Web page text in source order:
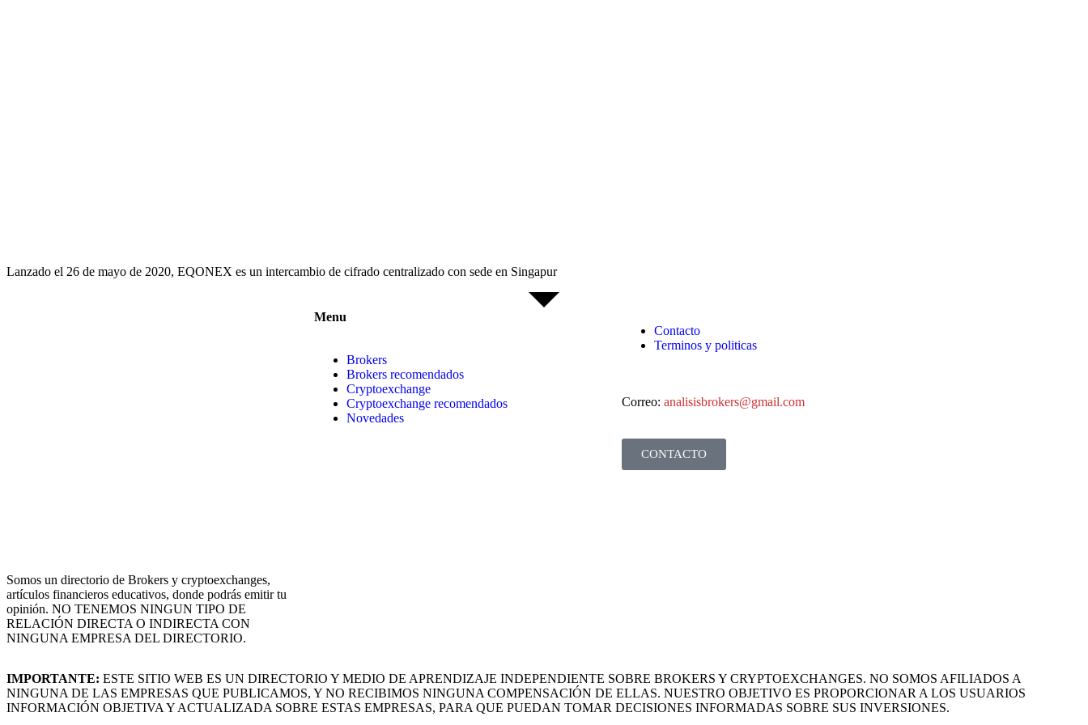
Lanzado el 26 de mayo de 2020, EQONEX es un intercambio de cifrado centralizado con sede en Singapur
Somos un directorio de Brokers y cryptoexchanges,
artículos financieros educativos, donde podrás emitir tu
opinión. NO TENEMOS NINGUN TIPO DE
RELACIÓN DIRECTA O INDIRECTA CON
NINGUNA EMPRESA DEL DIRECTORIO.
Menu
Brokers
Brokers recomendados
Cryptoexchange
Cryptoexchange recomendados
Novedades
Contacto
Terminos y politicas
Correo: analisisbrokers@gmail.com
CONTACTO
IMPORTANTE: ESTE SITIO WEB ES UN DIRECTORIO Y MEDIO DE APRENDIZAJE INDEPENDIENTE SOBRE BROKERS Y CRYPTOEXCHANGES. NO SOMOS AFILIADOS A
NINGUNA DE LAS EMPRESAS QUE PUBLICAMOS, Y NO RECIBIMOS NINGUNA COMPENSACIÓN DE ELLAS. NUESTRO OBJETIVO ES PROPORCIONAR A LOS USUARIOS
INFORMACIÓN OBJETIVA Y ACTUALIZADA SOBRE ESTAS EMPRESAS, PARA QUE PUEDAN TOMAR DECISIONES INFORMADAS SOBRE SUS INVERSIONES.